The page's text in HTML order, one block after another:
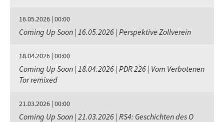
16.05.2026 | 00:00
Coming Up Soon | 16.05.2026 | Perspektive Zollverein
18.04.2026 | 00:00
Coming Up Soon | 18.04.2026 | PDR 226 | Vom Verbotenen
Tor remixed
21.03.2026 | 00:00
Coming Up Soon | 21.03.2026 | RS4: Geschichten des O